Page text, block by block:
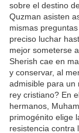
sobre el destino
Quzman asisten
mismas
preciso luchar
mejor someterse
Sherish cae en
y conservar, al
admisible para un
rey cristiano? En
hermanos,
primogénito elige
resistencia contra